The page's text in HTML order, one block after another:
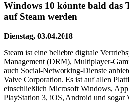
Windows 10 könnte bald das
auf Steam werden
Dienstag, 03.04.2018
Steam ist eine beliebte digitale
Management (DRM), Multiplayer-
auch Social-Networking-Dienste
Valve Corporation. Es ist auf allen
einschließlich Microsoft Windows,
PlayStation 3, iOS, Android und sogar